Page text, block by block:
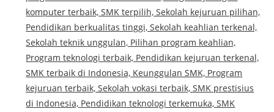
komputer terbaik, SMK terpilih, Sekolah kejuruan pilihan,
Pendidikan berkualitas tinggi, Sekolah keahlian terkenal,
Sekolah teknik unggulan, Pilihan program keahlian,
Program teknologi terbaik, Pendidikan kejuruan terkenal,
SMK terbaik di Indonesia, Keunggulan SMK, Program
kejuruan terbaik, Sekolah vokasi terbaik, SMK prestisius
di Indonesia, Pendidikan teknologi terkemuka, SMK